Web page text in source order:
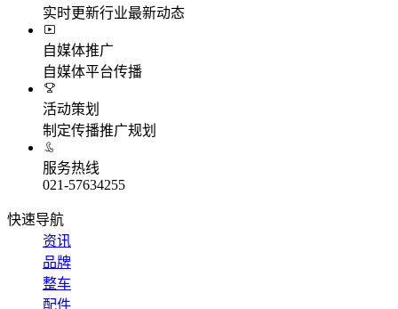
实时更新行业最新动态
自媒体推广
自媒体平台传播
活动策划
制定传播推广规划
服务热线
021-57634255
快速导航
资讯
品牌
整车
配件